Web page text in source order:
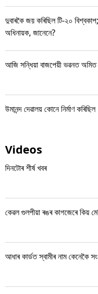
দুবাৰকৈ জয় কৰিছিল টি-২০
অধিনায়ক, জানেনে?
আজি সন্ধিয়া বাজপেয়ী ভৱনত অমিত
উমানন্দ দেৱালয় কোনে নিৰ্মাণ কৰিছিল
Videos
দিনটোৰ শীৰ্ষ খবৰ
কেৱল গুলপীয়া ৰঙৰ কাগজেৰে কিয়
আধাৰ কাৰ্ডত স্বামীৰ নাম কেনেকৈ